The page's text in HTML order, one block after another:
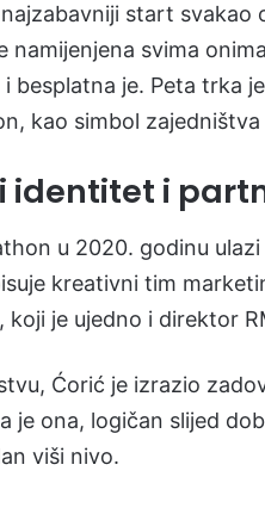
start svakao
namijenjena svima
besplatna je. Peta trka
kao simbol
identitet i
u 2020. godinu
kreativni tim
koji je ujedno i direktor
Ćorić je izrazio
je ona, logičan slijed
viši nivo.